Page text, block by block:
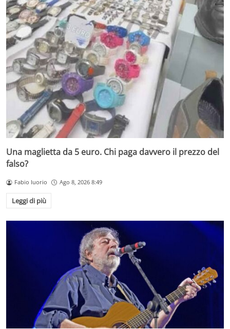
Una maglietta da 5 euro. Chi paga davvero il prezzo del
falso?
Fabio Iuorio Ago 8, 2026 8:49
Leggi di più